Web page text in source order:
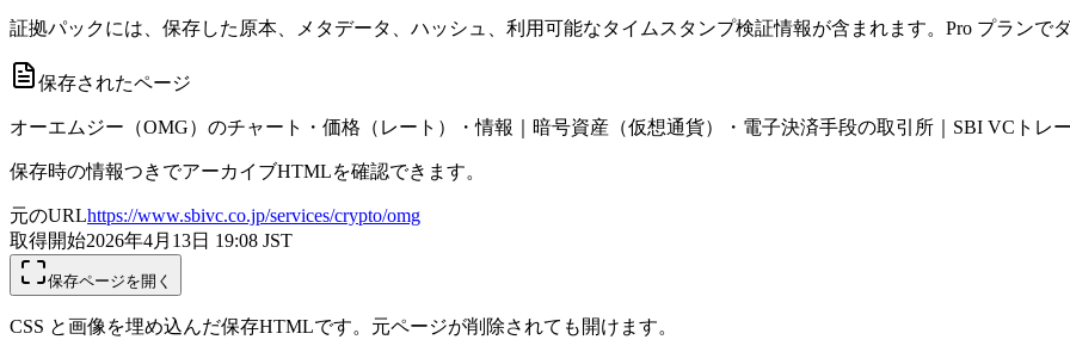
証拠パックには、保存した原本、メタデータ、ハッシュ、利用可能なタイムスタンプ検証情報が含まれます。Pro プランで
保存されたページ
オーエムジー（OMG）のチャート・価格（レート）・情報｜暗号資産（仮想通貨）・電子決済手段の取引所｜SBI VCトレ
保存時の情報つきでアーカイブHTMLを確認できます。
元のURLhttps://www.sbivc.co.jp/services/crypto/omg
取得開始2026年4月13日 19:08 JST
保存ページを開く
CSS と画像を埋め込んだ保存HTMLです。元ページが削除されても開けます。